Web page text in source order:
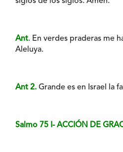
Ant. En verdes praderas me
Aleluya.
Ant 2. Grande es en Israel la
Salmo 75 I- ACCIÓN DE